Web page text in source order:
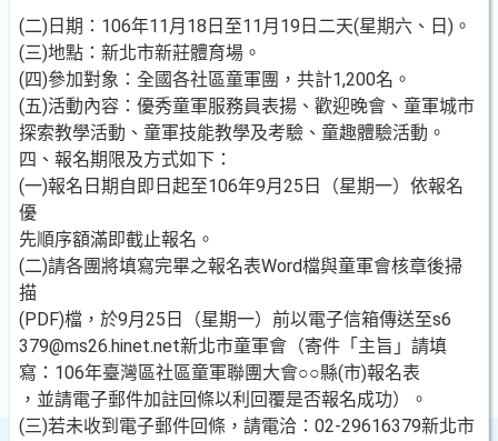
(二)日期：106年11月18日至11月19日二天(星期六、日)。
(三)地點：新北市新莊體育場。
(四)參加對象：全國各社區童軍團，共計1,200名。
(五)活動內容：優秀童軍服務員表揚、歡迎晚會、童軍城市
探索教學活動、童軍技能教學及考驗、童趣體驗活動。
四、報名期限及方式如下：
(一)報名日期自即日起至106年9月25日（星期一）依報名
優
先順序額滿即截止報名。
(二)請各團將填寫完畢之報名表Word檔與童軍會核章後掃
描
(PDF)檔，於9月25日（星期一）前以電子信箱傳送至s6
379@ms26.hinet.net新北市童軍會（寄件「主旨」請填
寫：106年臺灣區社區童軍聯團大會○○縣(市)報名表
，並請電子郵件加註回條以利回覆是否報名成功）。
(三)若未收到電子郵件回條，請電洽：02-29616379新北市